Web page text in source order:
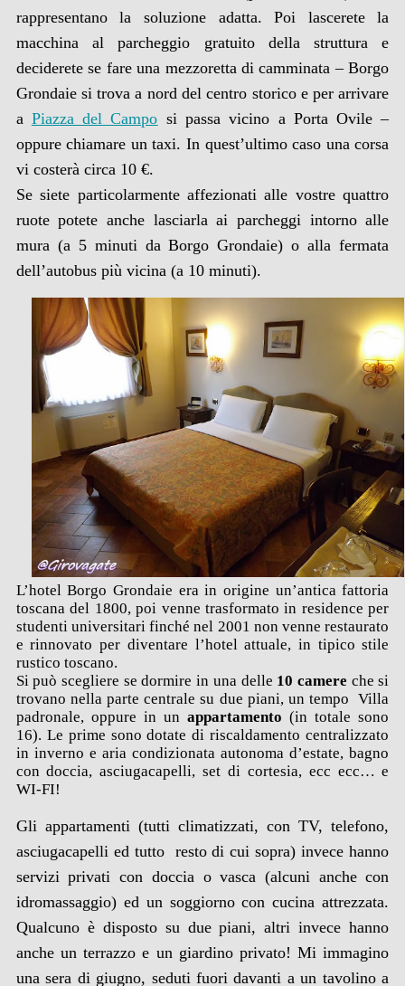
rappresentano la soluzione adatta. Poi lascerete la
macchina al parcheggio gratuito della struttura e
deciderete se fare una mezzoretta di camminata – Borgo
Grondaie si trova a nord del centro storico e per arrivare
a Piazza del Campo si passa vicino a Porta Ovile –
oppure chiamare un taxi. In quest’ultimo caso una corsa
vi costerà circa 10 €.
Se siete particolarmente affezionati alle vostre quattro
ruote potete anche lasciarla ai parcheggi intorno alle
mura (a 5 minuti da Borgo Grondaie) o alla fermata
dell’autobus più vicina (a 10 minuti).
L’hotel Borgo Grondaie era in origine un’antica fattoria
toscana del 1800, poi venne trasformato in residence per
studenti universitari finché nel 2001 non venne restaurato
e rinnovato per diventare l’hotel attuale, in tipico stile
rustico toscano.
Si può scegliere se dormire in una delle 10 camere che si
trovano nella parte centrale su due piani, un tempo Villa
padronale, oppure in unappartamento(in totale sono
16). Le prime sono dotate di riscaldamento centralizzato
in inverno e aria condizionata autonoma d’estate, bagno
con doccia, asciugacapelli, set di cortesia, ecc ecc… e
WI-FI!
Gli appartamenti (tutti climatizzati, con TV, telefono,
asciugacapelli ed tutto resto di cui sopra) invece hanno
servizi privati con doccia o vasca (alcuni anche con
idromassaggio) ed un soggiorno con cucina attrezzata.
Qualcuno è disposto su due piani, altri invece hanno
anche un terrazzo e un giardino privato! Mi immagino
una sera di giugno, seduti fuori davanti a un tavolino a